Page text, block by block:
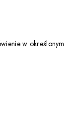
w określonym